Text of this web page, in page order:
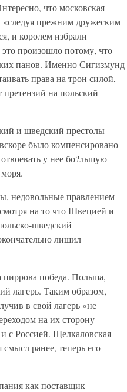
что московская
«следуя прежним дружеским
и королем избрали
произошло потому, что
панов. Именно Сигизмунд
права на трон силой,
на польский
и шведский престолы
было компенсировано
у нее бо?льшую
недовольные правлением
на то что Швецией и
шведский
лишил
пиррова победа. Польша,
лагерь. Таким образом,
в свой лагерь «не
на их сторону
с Россией. Щелкаловская
ранее, теперь его
как поставщик